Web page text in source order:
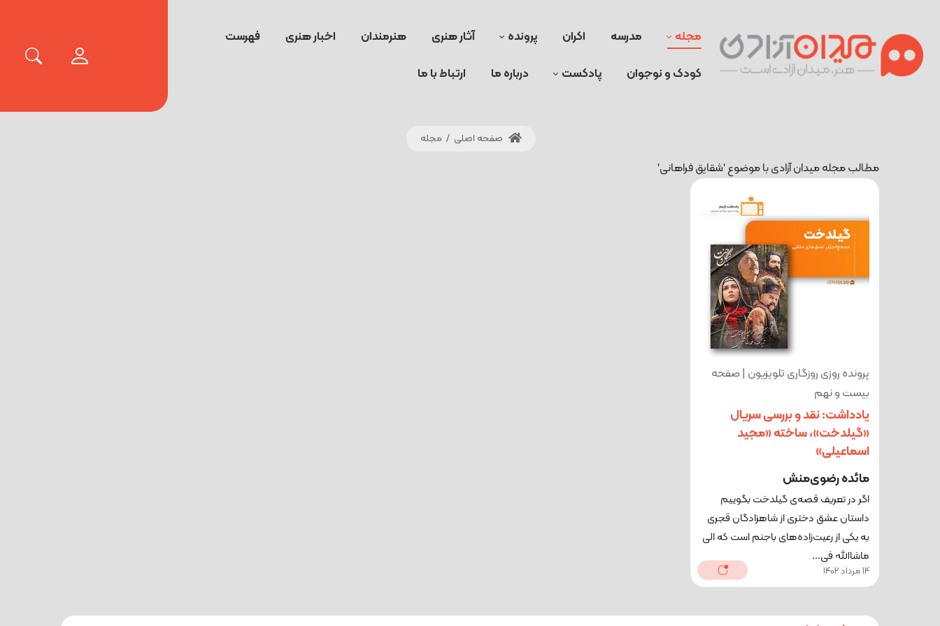
مجله مدرسه اکران پرونده آثار هنری هنرمندان اخبار هنری فهرست
کودک و نوجوان پادکست درباره ما ارتباط با ما
صفحه اصلی / مجله
مطالب مجله میدان آزادی با موضوع 'شقایق فراهانی'
پرونده روزی روزگاری تلویزیون | صفحه
بیست و نهم
یادداشت: نقد و بررسی سریال
«گیلدخت»، ساخته «مجید
اسماعیلی»
مائده رضوی‌منش
اگر در تعریف قصه‌ی گیلدخت بگوییم
داستان عشق دختری از شاهزادگان قجری
به یکی از رعیت‌زاده‌های باجنم است که الی
ماشاالله فی...
14 مرداد 1402